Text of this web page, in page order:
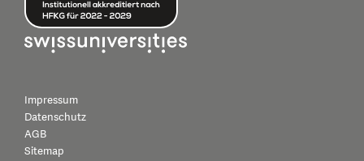
Impressum
Datenschutz
AGB
Sitemap